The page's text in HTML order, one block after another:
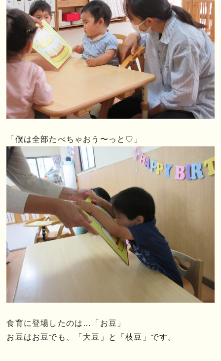
「僕は全部たべちゃおう〜っと♡」
食育に登場したのは…「お豆」
お豆はお豆でも、「大豆」と「枝豆」です。